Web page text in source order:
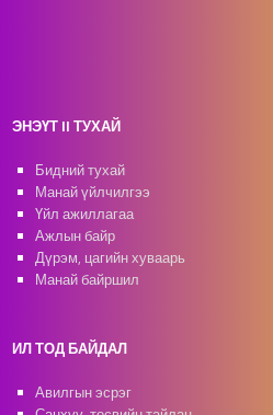
ЭНЭҮТ II ТУХАЙ
Бидний тухай
Манай үйлчилгээ
Үйл ажиллагаа
Ажлын байр
Дүрэм, цагийн хуваарь
Манай байршил
ИЛ ТОД БАЙДАЛ
Авилгын эсрэг